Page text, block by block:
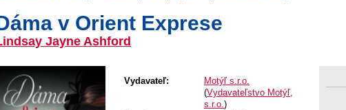
v Orient Exprese
Jayne Ashford
Vydavateľ:
Motýľ s.r.o.
(Vydavateľstvo Motýľ,
s.r.o.)